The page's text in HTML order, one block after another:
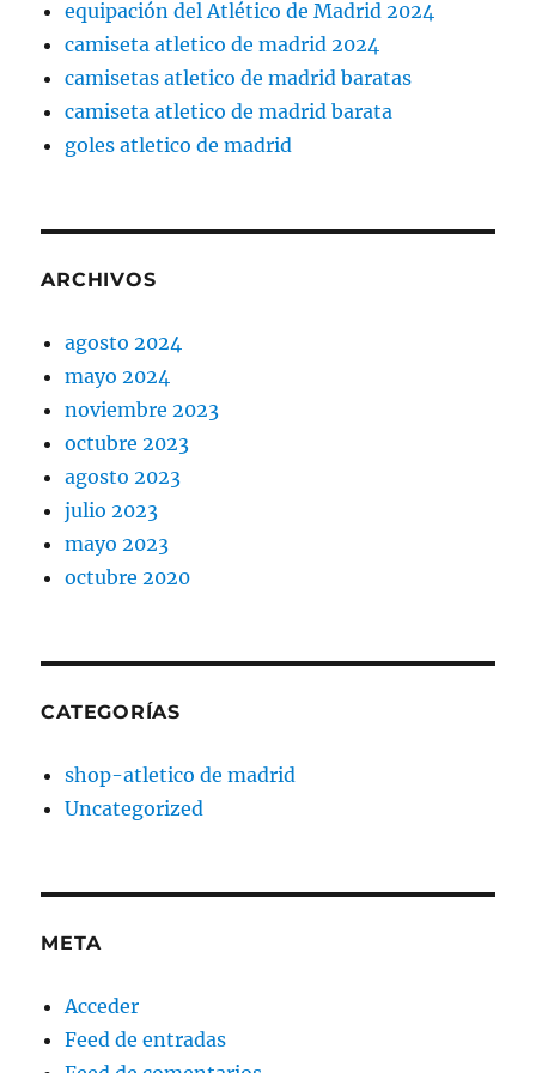
equipación del Atlético de Madrid 2024
camiseta atletico de madrid 2024
camisetas atletico de madrid baratas
camiseta atletico de madrid barata
goles atletico de madrid
ARCHIVOS
agosto 2024
mayo 2024
noviembre 2023
octubre 2023
agosto 2023
julio 2023
mayo 2023
octubre 2020
CATEGORÍAS
shop-atletico de madrid
Uncategorized
META
Acceder
Feed de entradas